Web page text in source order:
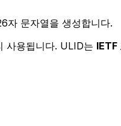
자 문자열을 생성합니다.
사용됩니다. ULID는 IETF